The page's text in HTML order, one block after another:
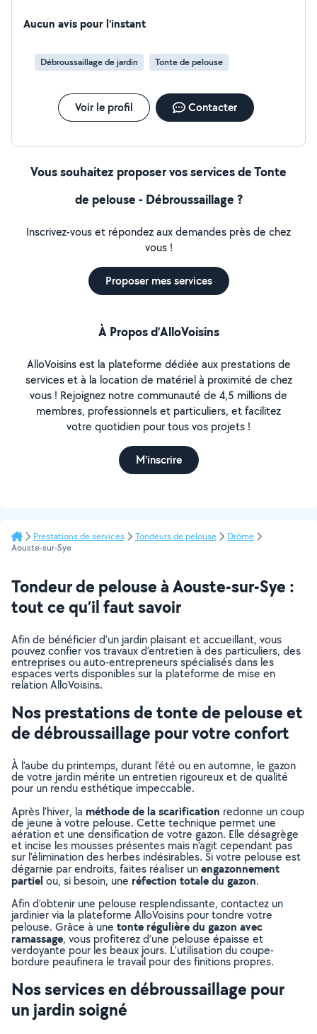
Aucun avis pour l'instant
Débroussaillage de jardin Tonte de pelouse
Voir le profil Contacter
Vous souhaitez proposer vos services de Tonte
de pelouse - Débroussaillage ?
Inscrivez-vous et répondez aux demandes près de chez
vous !
Proposer mes services
À Propos d’AlloVoisins
AlloVoisins est la plateforme dédiée aux prestations de
services et à la location de matériel à proximité de chez
vous ! Rejoignez notre communauté de 4,5 millions de
membres, professionnels et particuliers, et facilitez
votre quotidien pour tous vos projets !
M'inscrire
Prestations de services Tondeurs de pelouse
Drôme
Aouste-sur-Sye
Tondeur de pelouse à Aouste-sur-Sye :
tout ce qu’il faut savoir
Afin de bénéficier d’un jardin plaisant et accueillant, vous
pouvez confier vos travaux d’entretien à des particuliers, des
entreprises ou auto-entrepreneurs spécialisés dans les
espaces verts disponibles sur la plateforme de mise en
relation AlloVoisins.
Nos prestations de tonte de pelouse et
de débroussaillage pour votre confort
À l’aube du printemps, durant l’été ou en automne, le gazon
de votre jardin mérite un entretien rigoureux et de qualité
pour un rendu esthétique impeccable.
Après l’hiver, la méthode de la scarification redonne un coup
de jeune à votre pelouse. Cette technique permet une
aération et une densification de votre gazon. Elle désagrège
et incise les mousses présentes mais n’agit cependant pas
sur l’élimination des herbes indésirables. Si votre pelouse est
dégarnie par endroits, faites réaliser unengazonnement
partiel ou, si besoin, une réfection totale du gazon.
Afin d’obtenir une pelouse resplendissante, contactez un
jardinier via la plateforme AlloVoisins pour tondre votre
pelouse. Grâce à une tonte régulière du gazon avec
ramassage, vous profiterez d’une pelouse épaisse et
verdoyante pour les beaux jours. L’utilisation du coupe-
bordure peaufinera le travail pour des finitions propres.
Nos services en débroussaillage pour
un jardin soigné